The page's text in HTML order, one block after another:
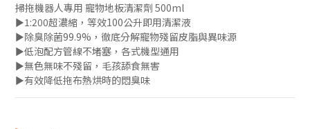
掃拖機器人專用 寵物地板清潔劑 500ml
►1:200超濃縮，等效100公升即用清潔液
►除臭除菌99.9%，徹底分解寵物殘留皮脂與異味源
►低泡配方管線不堵塞，各式機型通用
►無色無味不殘留，毛孩舔食無害
►有效降低拖布熱烘時的悶臭味